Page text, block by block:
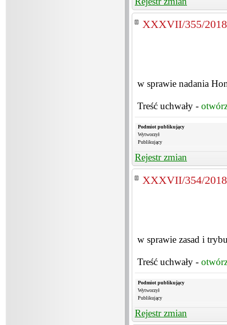
XXXVII/355/2018
w sprawie nadania
Treść uchwały -
Podmiot publikujący
Wytworzył
Publikujący
Rejestr zmian
XXXVII/354/2018
w sprawie zasad i
Treść uchwały -
Podmiot publikujący
Wytworzył
Publikujący
Rejestr zmian